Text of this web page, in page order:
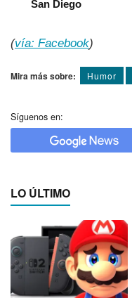
San Diego
(ví­a: Facebook)
Mira más sobre: Humor
Síguenos en:
LO ÚLTIMO